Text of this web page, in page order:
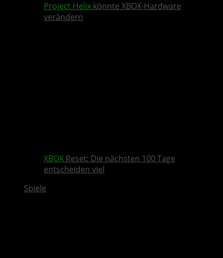
Project Helix könnte XBOX-Hardware
verändern
XBOX Reset: Die nächsten 100 Tage
entscheiden viel
Spiele